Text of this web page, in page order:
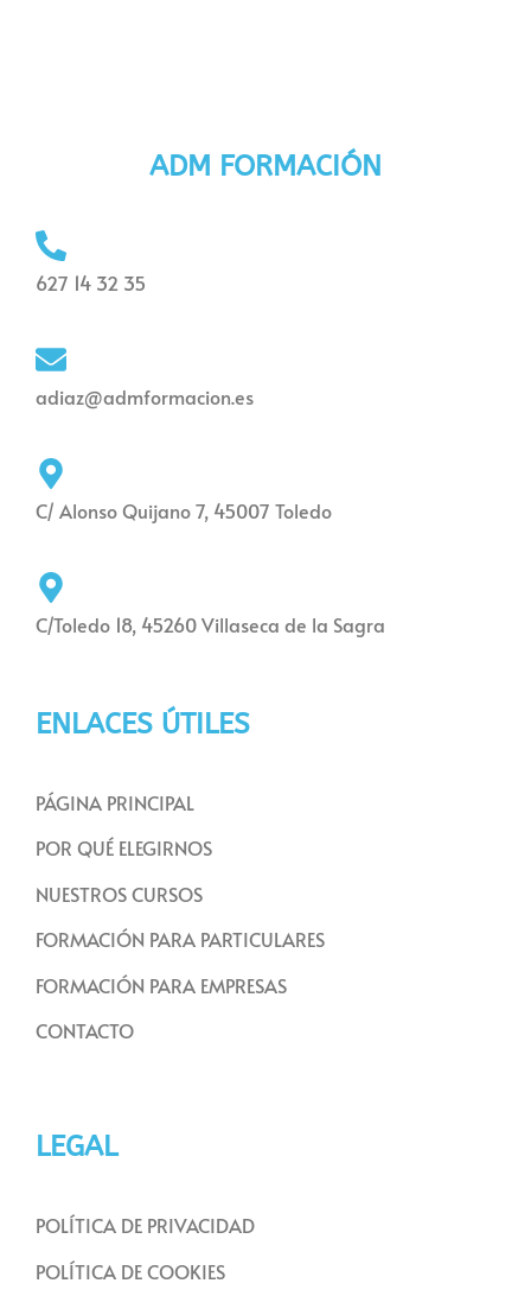
ADM FORMACIÓN
627 14 32 35
adiaz@admformacion.es
C/ Alonso Quijano 7, 45007 Toledo
C/Toledo 18, 45260 Villaseca de la Sagra
ENLACES ÚTILES
PÁGINA PRINCIPAL
POR QUÉ ELEGIRNOS
NUESTROS CURSOS
FORMACIÓN PARA PARTICULARES
FORMACIÓN PARA EMPRESAS
CONTACTO
LEGAL
POLÍTICA DE PRIVACIDAD
POLÍTICA DE COOKIES